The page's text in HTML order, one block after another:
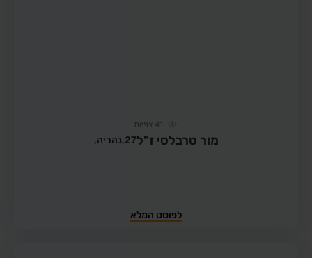
41 צפיות
מור טרבלסי ז"ל27, נהריה,
לפוסט המלא